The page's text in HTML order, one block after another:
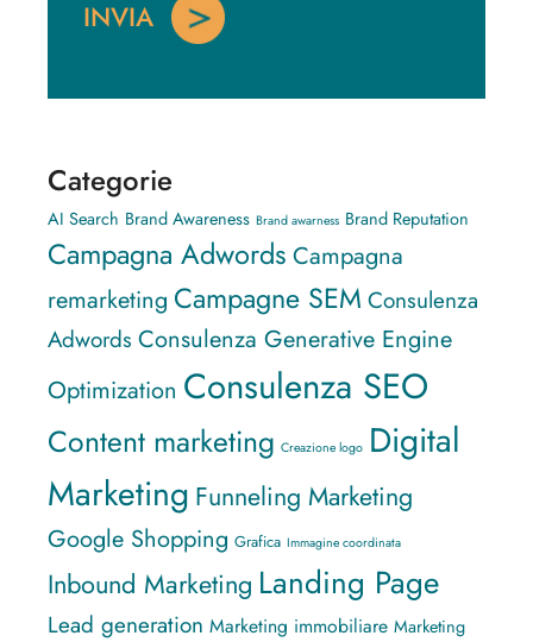
Categorie
AI Search Brand Awareness Brand awarness Brand Reputation
Campagna Adwords Campagna
remarketing Campagne SEM Consulenza
Adwords Consulenza Generative Engine
Optimization Consulenza SEO
Content marketing Creazione logo Digital
Marketing Funneling Marketing
Google Shopping Grafica Immagine coordinata
Inbound Marketing Landing Page
Lead generation Marketing immobiliare Marketing